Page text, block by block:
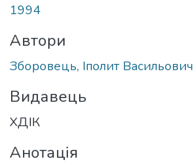
1994
Автори
Зборовець, Іполит Васильович
Видавець
ХДІК
Анотація